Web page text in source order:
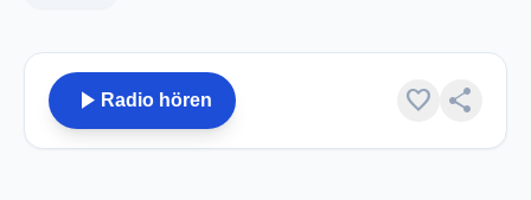
play_arrow Radio hören favorite share